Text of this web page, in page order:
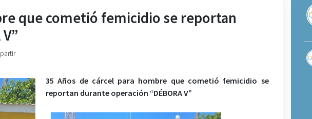
que cometió femicidio se reportan
35 Años de cárcel para hombre que cometió femicidio se
reportan durante operación “DÉBORA V”